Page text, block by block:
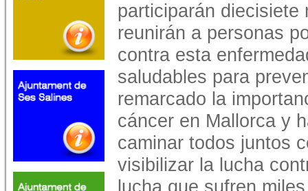
participarán diecisiete
reunirán a personas
contra esta
saludables para
remarcado la
cáncer en Mallorca y
caminar todos juntos
visibilizar la lucha
lucha que sufren